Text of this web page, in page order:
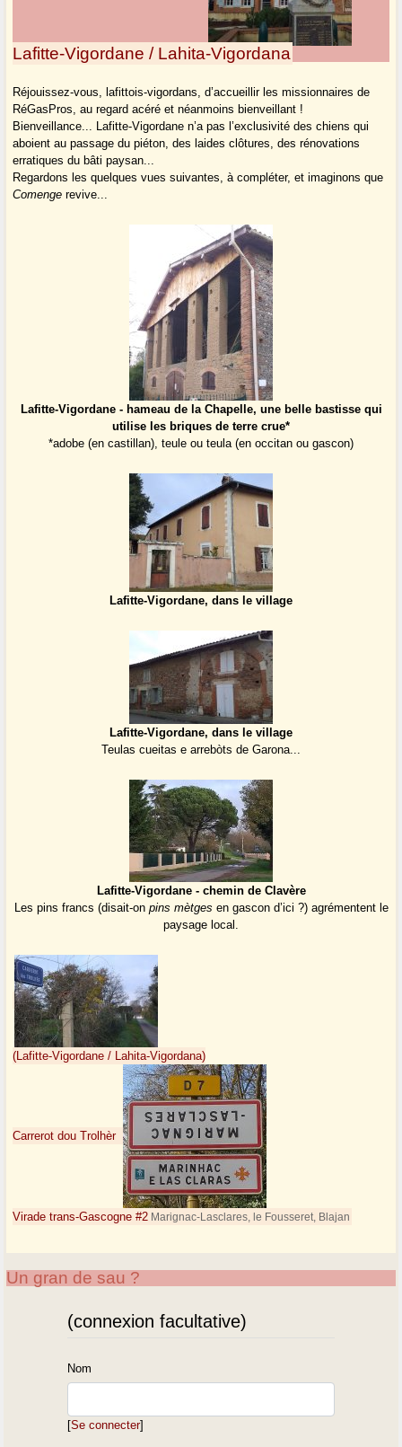
Lafitte-Vigordane / Lahita-Vigordana
Réjouissez-vous, lafittois-vigordans, d’accueillir les missionnaires de
RéGasPros, au regard acéré et néanmoins bienveillant !
Bienveillance... Lafitte-Vigordane n’a pas l’exclusivité des chiens qui
aboient au passage du piéton, des laides clôtures, des rénovations
erratiques du bâti paysan...
Regardons les quelques vues suivantes, à compléter, et imaginons que
Comenge revive...
Lafitte-Vigordane - hameau de la Chapelle, une belle bastisse qui
utilise les briques de terre crue*
*adobe (en castillan), teule ou teula (en occitan ou gascon)
Lafitte-Vigordane, dans le village
Lafitte-Vigordane, dans le village
Teulas cueitas e arrebòts de Garona...
Lafitte-Vigordane - chemin de Clavère
Les pins francs (disait-on pins mètges en gascon d’ici ?) agrémentent le
paysage local.
(Lafitte-Vigordane / Lahita-Vigordana)
Carrerot dou Trolhèr
Virade trans-Gascogne #2 Marignac-Lasclares, le Fousseret, Blajan
Un gran de sau ?
(connexion facultative)
Nom
[Se connecter]